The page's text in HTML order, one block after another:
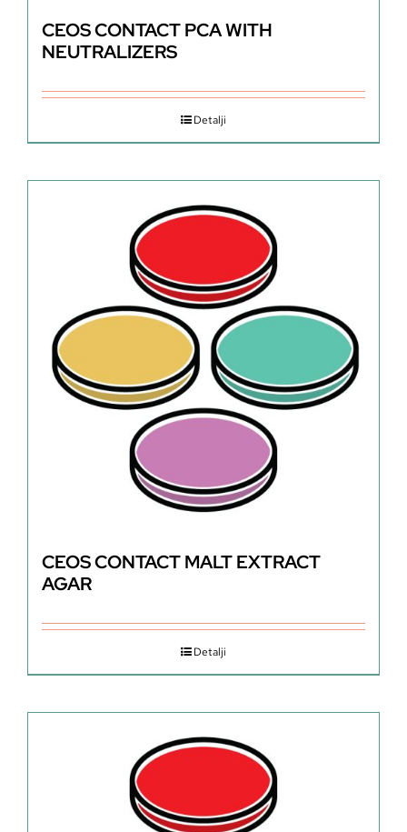
CEOS CONTACT PCA WITH
NEUTRALIZERS
Detalji
CEOS CONTACT MALT EXTRACT
AGAR
Detalji